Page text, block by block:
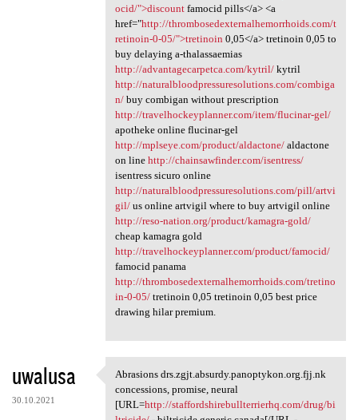
ocid/">discountfamocid pills</a> <a
href="http://thrombosedexternalhemorrhoids.com/t
retinoin-0-05/">tretinoin 0,05</a> tretinoin 0,05 to
buy delaying a-thalassaemias
http://advantagecarpetca.com/kytril/kytril
http://naturalbloodpressuresolutions.com/combiga
n/buy combigan without prescription
http://travelhockeyplanner.com/item/flucinar-gel/
apotheke online flucinar-gel
http://mplseye.com/product/aldactone/aldactone
on line http://chainsawfinder.com/isentress/
isentress sicuro online
http://naturalbloodpressuresolutions.com/pill/artvi
gil/us online artvigil where to buy artvigil online
http://reso-nation.org/product/kamagra-gold/
cheap kamagra gold
http://travelhockeyplanner.com/product/famocid/
famocid panama
http://thrombosedexternalhemorrhoids.com/tretino
in-0-05/tretinoin 0,05 tretinoin 0,05 best price
drawing hilar premium.
uwalusa
30.10.2021
Abrasions drs.zgjt.absurdy
Abrasions drs.zgjt.absurdy.panoptykon.org.fjj.nk
concessions, promise, neural
[URL=http://staffordshirebullterrierhq.com/drug/bi